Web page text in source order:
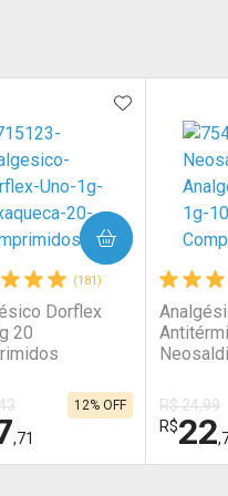
AOS FAVORITOS
(181)
Dorflex
20
,71
12% OFF
ADICIONAR
COMPRAR
R$ 24,99
R$22